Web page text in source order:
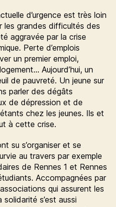
d’urgence est très loin
les grandes difficultés des
aggravée par la crise
Perte d’emplois
un premier emploi,
Aujourd’hui, un
de pauvreté. Un jeune sur
parler des dégâts
de dépression et de
chez les jeunes. Ils et
à cette crise.
su s’organiser et se
au travers par exemple
de Rennes 1 et Rennes
Accompagnées par
qui assurent les
s’est aussi